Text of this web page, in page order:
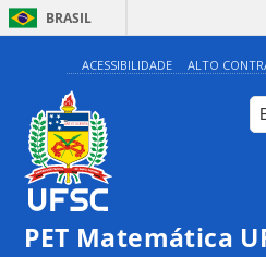
BRASIL
ACESSIBILIDADE ALTO
PET Matemática